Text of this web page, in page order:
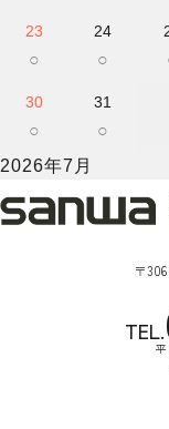
23
○
24
○
30
○
31
○
2026年7月
〒
TEL.